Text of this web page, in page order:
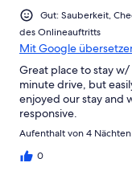
Gut: Sauberkeit,
des Onlineauftritts
Mit Google
Great place to stay w/
minute drive, but
enjoyed our stay and
responsive.
Aufenthalt von 4
0